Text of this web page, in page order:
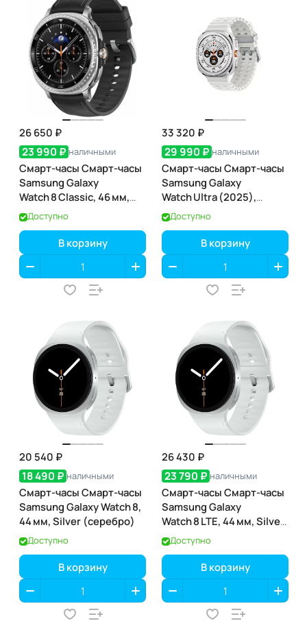
26 650 ₽
23 990 ₽ наличными
Смарт-часы Смарт-часы
Samsung Galaxy
Watch 8 Classic, 46 мм,
Black (чёрный)
Доступно
В корзину
33 320 ₽
29 990 ₽ наличными
Смарт-часы Смарт-часы
Samsung Galaxy
Watch Ultra (2025),
Titanium Silver
(титановый
серебристый)
Доступно
В корзину
20 540 ₽
18 490 ₽ наличными
Смарт-часы Смарт-часы
Samsung Galaxy Watch 8,
44 мм, Silver (серебро)
Доступно
В корзину
26 430 ₽
23 790 ₽ наличными
Смарт-часы Смарт-часы
Samsung Galaxy
Watch 8 LTE, 44 мм, Silver
(серебро)
Доступно
В корзину